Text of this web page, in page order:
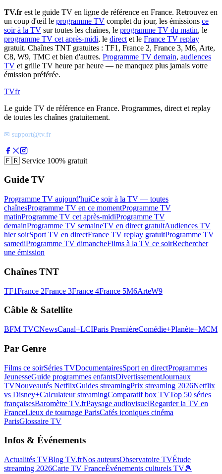
TV.fr est le guide TV en ligne de référence en France. Retrouvez en
un coup d'œil le programme TV complet du jour, les émissions ce
soir à la TV sur toutes les chaînes, le programme TV du matin, le
programme TV cet après-midi, le direct et le France TV replay
gratuit. Chaînes TNT gratuites : TF1, France 2, France 3, M6, Arte,
C8, W9, TMC et bien d'autres. Programme TV demain, audiences
TV et grille TV heure par heure — ne manquez plus jamais votre
émission préférée.
TVfr
Le guide TV de référence en France. Programmes, direct et replay
de toutes les chaînes gratuitement.
✉ support@tv.fr
🇫🇷 Service 100% gratuit
Guide TV
Programme TV aujourd'huiCe soir à la TV — toutes
chaînesProgramme TV en ce momentProgramme TV
matinProgramme TV cet après-midiProgramme TV
demainProgramme TV semaineTV en direct gratuitAudiences TV
hier soirSport TV en directFrance TV replay gratuitProgramme TV
samediProgramme TV dimancheFilms à la TV ce soirRechercher
une émission
Chaînes TNT
TF1France 2France 3France 4France 5M6ArteW9
Câble & Satellite
BFM TVCNewsCanal+LCIParis PremièreComédie+Planète+MCM
Par Genre
Films ce soirSéries TVDocumentairesSport en directProgrammes
JeunesseGuide programmes enfantsDivertissementJournaux
TVNouveautés NetflixGuides streamingPrix streaming 2026Netflix
vs Disney+Calculateur streamingComparatif box TVTop 50 séries
françaisesBaromètre TV.frPaysage audiovisuelRegarder la TV en
FranceLieux de tournage ParisCafés iconiques cinéma
ParisGlossaire TV
Infos & Événements
Actualités TVBlog TV.frNos auteursObservatoire TVÉtude
streaming 2026Carte TV FranceÉvénements culturels TV🎾